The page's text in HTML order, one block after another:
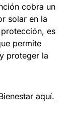
cobra un
solar en la
es
permite
proteger la
aquí.